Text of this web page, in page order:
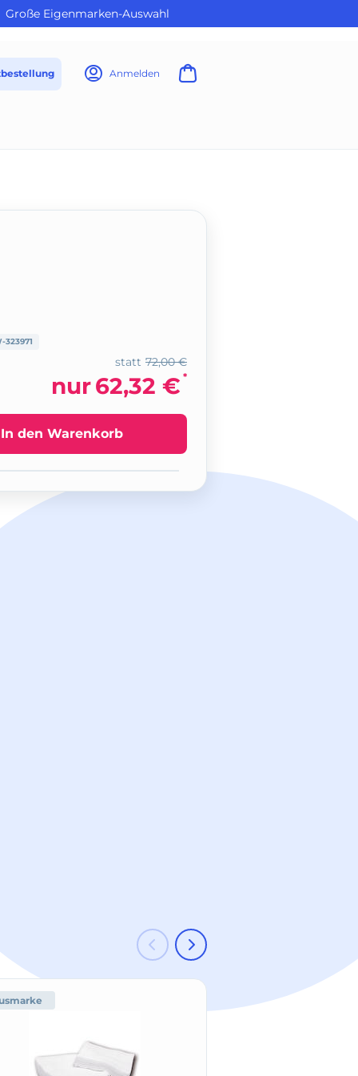
Große Eigenmarken-Auswahl
Anmelden
323971
72,00 €
statt
nur62,32 € *
In den Warenkorb
-33 %